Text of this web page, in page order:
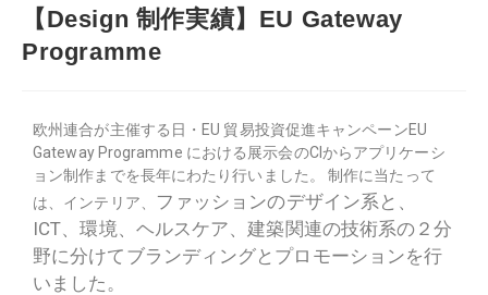
【Design 制作実績】EU Gateway
Programme
欧州連合が主催する日・EU 貿易投資促進キャンペーンEU
Gateway Programme における展示会のCIからアプリケーシ
ョン制作までを長年にわたり行いました。 制作に当たって
は、インテリア、 ファッションのデザイン系と、
ICT、環境、ヘルスケア、建築関連の技術系の２分
野に分けてブランディングとプロモーションを行
いました。